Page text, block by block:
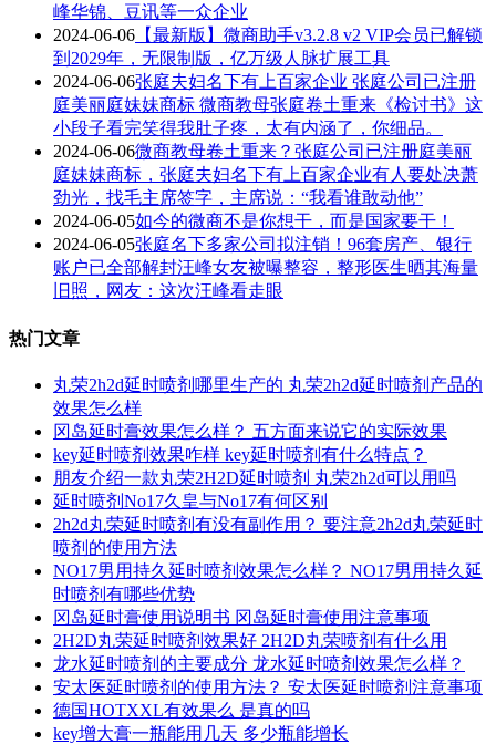
峰华锦、豆讯等一众企业
2024-06-06 【最新版】微商助手v3.2.8 v2 VIP会员已解锁
到2029年，无限制版，亿万级人脉扩展工具
2024-06-06张庭夫妇名下有上百家企业 张庭公司已注册
庭美丽庭妹妹商标 微商教母张庭卷土重来《检讨书》这
小段子看完笑得我肚子疼，太有内涵了，你细品。
2024-06-06微商教母卷土重来？张庭公司已注册庭美丽
庭妹妹商标，张庭夫妇名下有上百家企业有人要处决萧
劲光，找毛主席签字，主席说：“我看谁敢动他”
2024-06-05如今的微商不是你想干，而是国家要干！
2024-06-05张庭名下多家公司拟注销！96套房产、银行
账户已全部解封汪峰女友被曝整容，整形医生晒其海量
旧照，网友：这次汪峰看走眼
热门文章
丸荣2h2d延时喷剂哪里生产的 丸荣2h2d延时喷剂产品的
效果怎么样
冈岛延时膏效果怎么样？ 五方面来说它的实际效果
key延时喷剂效果咋样 key延时喷剂有什么特点？
朋友介绍一款丸荣2H2D延时喷剂 丸荣2h2d可以用吗
延时喷剂No17久皇与No17有何区别
2h2d丸荣延时喷剂有没有副作用？ 要注意2h2d丸荣延时
喷剂的使用方法
NO17男用持久延时喷剂效果怎么样？ NO17男用持久延
时喷剂有哪些优势
冈岛延时膏使用说明书 冈岛延时膏使用注意事项
2H2D丸荣延时喷剂效果好 2H2D丸荣喷剂有什么用
龙水延时喷剂的主要成分 龙水延时喷剂效果怎么样？
安太医延时喷剂的使用方法？ 安太医延时喷剂注意事项
德国HOTXXL有效果么 是真的吗
key增大膏一瓶能用几天 多少瓶能增长